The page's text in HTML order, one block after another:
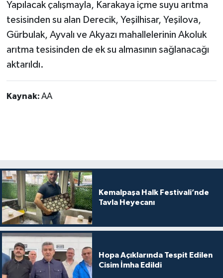
Yapılacak çalışmayla, Karakaya içme suyu arıtma
tesisinden su alan Derecik, Yeşilhisar, Yeşilova,
Gürbulak, Ayvalı ve Akyazı mahallelerinin Akoluk
arıtma tesisinden de ek su almasının sağlanacağı
aktarıldı.
Kaynak: AA
Kemalpaşa Halk Festivali’nde
Tavla Heyecanı
Hopa Açıklarında Tespit Edilen
Cisim İmha Edildi